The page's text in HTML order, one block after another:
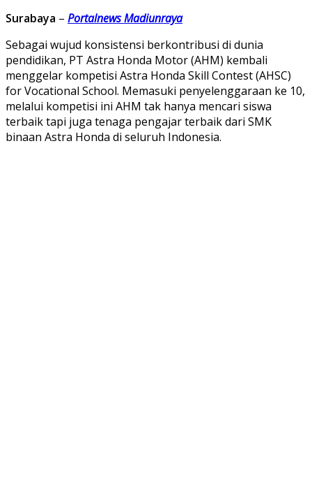
Surabaya – Portalnews Madiunraya
Sebagai wujud konsistensi berkontribusi di dunia
pendidikan, PT Astra Honda Motor (AHM) kembali
menggelar kompetisi Astra Honda Skill Contest (AHSC)
for Vocational School. Memasuki penyelenggaraan ke 10,
melalui kompetisi ini AHM tak hanya mencari siswa
terbaik tapi juga tenaga pengajar terbaik dari SMK
binaan Astra Honda di seluruh Indonesia.